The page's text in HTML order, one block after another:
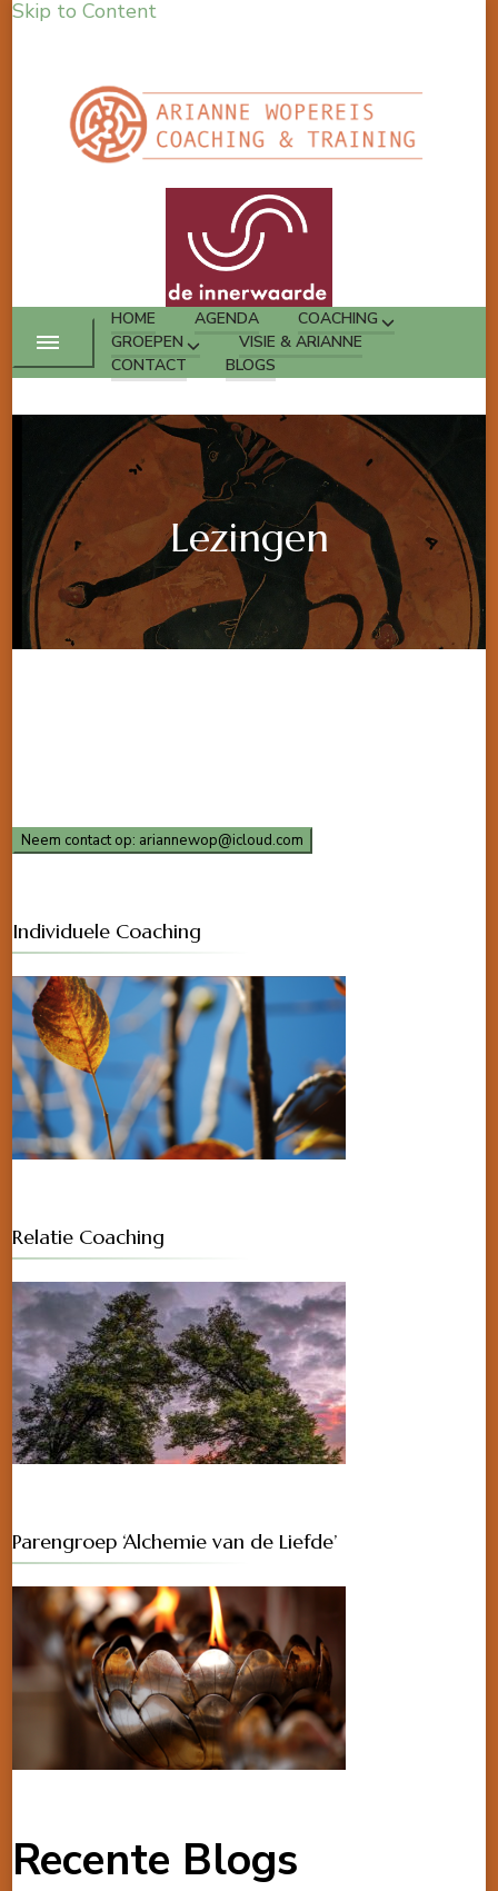
Skip to Content
HOME AGENDA
COACHING
GROEPEN
VISIE & ARIANNE
CONTACT
BLOGS
Lezingen
Neem contact op: ariannewop@icloud.com
Individuele Coaching
Relatie Coaching
Parengroep ‘Alchemie van de Liefde’
Recente Blogs